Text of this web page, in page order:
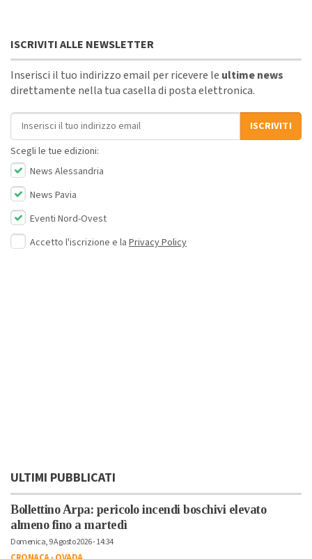
ISCRIVITI ALLE NEWSLETTER
Inserisci il tuo indirizzo email per ricevere le ultime news
direttamente nella tua casella di posta elettronica.
Indirizzo email
ISCRIVITI
Scegli le tue edizioni:
News Alessandria
News Pavia
Eventi Nord-Ovest
Accetto l'iscrizione e la Privacy Policy
ULTIMI PUBBLICATI
Bollettino Arpa: pericolo incendi boschivi elevato
almeno fino a martedì
Domenica, 9 Agosto 2026 - 14:34